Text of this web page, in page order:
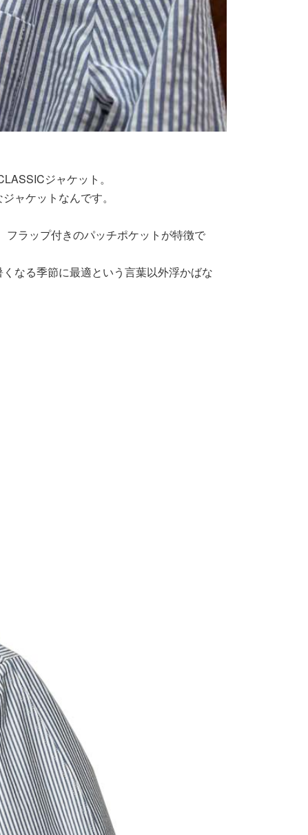
ジャケット。
ャケットなんです。
ラップ付きのパッチポケットが特徴で
なる季節に最適という言葉以外浮かばな